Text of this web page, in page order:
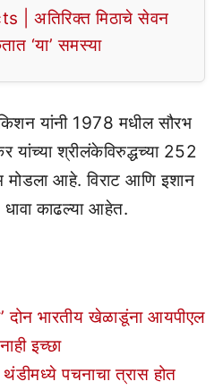
| अतिरिक्त मिठाचे सेवन
‘या’ समस्या
यांनी 1978 मधील सौरभ
श्रीलंकेविरुद्धच्या 252
मोडला आहे. विराट आणि इशान
काढल्या आहेत.
दोन भारतीय खेळाडूंना आयपीएल
इच्छा
पचनाचा त्रास होत